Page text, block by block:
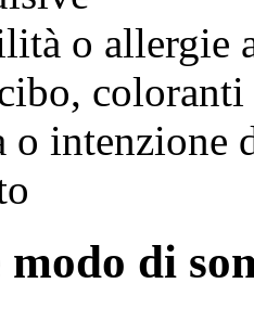
o allergie
o intenzione
modo di